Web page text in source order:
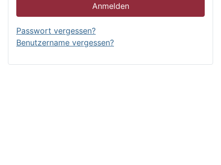
Anmelden
Passwort vergessen?
Benutzername vergessen?